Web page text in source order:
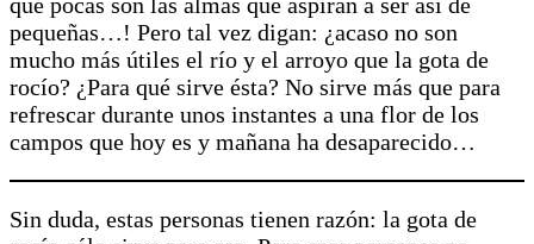
pequeñas…! Pero tal vez digan: ¿acaso no son
mucho más útiles el río y el arroyo que la gota de
rocío? ¿Para qué sirve ésta? No sirve más que para
refrescar durante unos instantes a una flor de los
campos que hoy es y mañana ha desaparecido…
Sin duda, estas personas tienen razón: la gota de